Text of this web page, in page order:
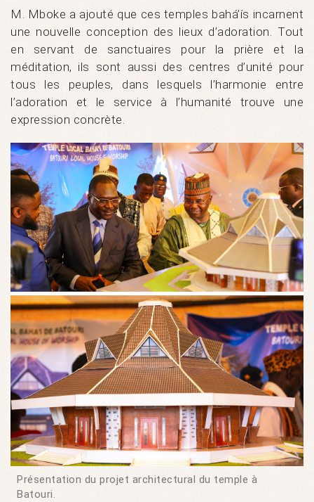
M. Mboke a ajouté que ces temples bahá’ís incarnent
une nouvelle conception des lieux d’adoration. Tout
en servant de sanctuaires pour la prière et la
méditation, ils sont aussi des centres d’unité pour
tous les peuples, dans lesquels l’harmonie entre
l’adoration et le service à l’humanité trouve une
expression concrète.
Présentation du projet architectural du temple à
Batouri.